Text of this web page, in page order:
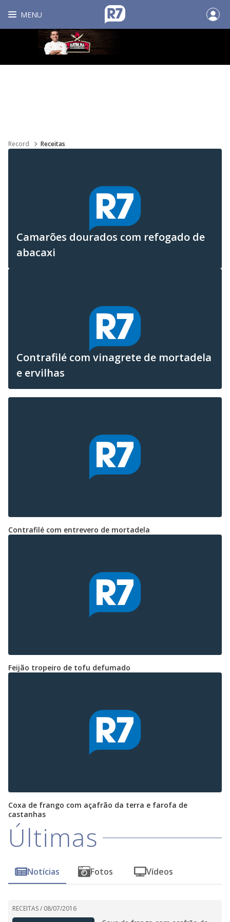
MENU
Record Receitas
Camarões dourados com refogado de
abacaxi
Contrafilé com vinagrete de mortadela
e ervilhas
Contrafilé com entrevero de mortadela
Feijão tropeiro de tofu defumado
Coxa de frango com açafrão da terra e farofa de
castanhas
Últimas
Notícias Fotos Vídeos
RECEITAS / 08/07/2016